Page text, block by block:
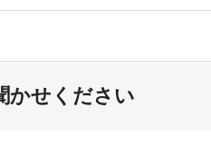
かせください